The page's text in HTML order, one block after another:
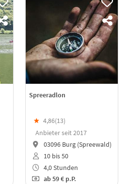
Spreeradlon
★ 4,86(13)
Anbieter seit 2017
03096 Burg (Spreewald)
10 bis 50
4,0 Stunden
ab59 € p.P.